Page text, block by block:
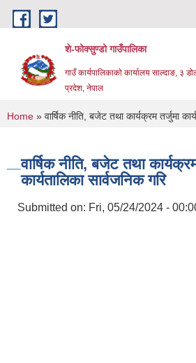
Skip to main content
शे-फोक्सुण्डो गाउँपालिका
गाउँ कार्यपालिकाको कार्यालय साल्दाङ, ३
प्रदेश, नेपाल
You are here
Home » वार्षिक नीति, बजेट तथा कार्यक्रम तर्जुमा
वार्षिक नीति, बजेट तथा
कार्यतालिका सार्वजनिक गरि
Submitted on: Fri, 05/24/2024 -